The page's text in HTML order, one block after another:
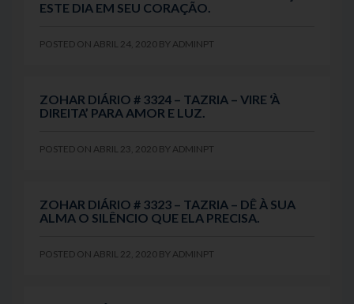
ESTE DIA EM SEU CORAÇÃO.
POSTED ON ABRIL 24, 2020 BY ADMINPT
ZOHAR DIÁRIO # 3324 – TAZRIA – VIRE ‘À
DIREITA’ PARA AMOR E LUZ.
POSTED ON ABRIL 23, 2020 BY ADMINPT
ZOHAR DIÁRIO # 3323 – TAZRIA – DÊ À SUA
ALMA O SILÊNCIO QUE ELA PRECISA.
POSTED ON ABRIL 22, 2020 BY ADMINPT